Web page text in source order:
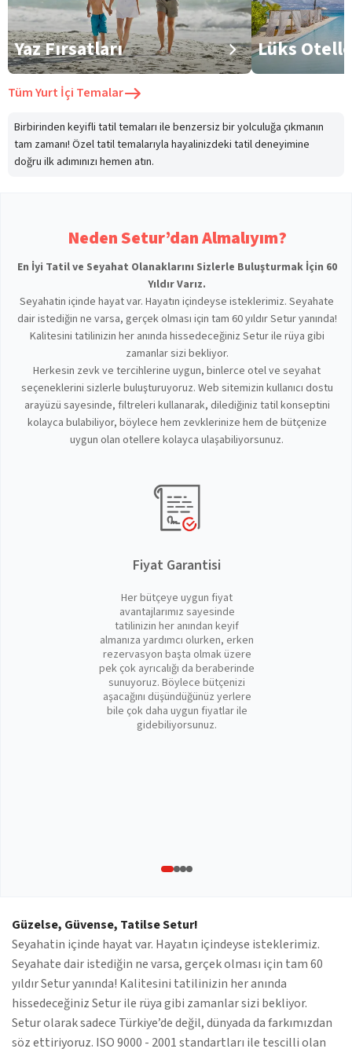
Yaz Fırsatları Lüks
TümYurt İçi Temalar
Birbirinden keyifli tatil temaları ile benzersiz bir yolculuğa çıkmanın
tam zamanı! Özel tatil temalarıyla hayalinizdeki tatil deneyimine
doğru ilk adımınızı hemen atın.
Neden Setur’dan Almalıyım?
En İyi Tatil ve Seyahat Olanaklarını Sizlerle Buluşturmak İçin 60
Yıldır Varız.
Seyahatin içinde hayat var. Hayatın içindeyse isteklerimiz. Seyahate
dair istediğin ne varsa, gerçek olması için tam 60 yıldır Setur yanında!
Kalitesini tatilinizin her anında hissedeceğiniz Setur ile rüya gibi
zamanlar sizi bekliyor.
Herkesin zevk ve tercihlerine uygun, binlerce otel ve seyahat
seçeneklerini sizlerle buluşturuyoruz. Web sitemizin kullanıcı dostu
arayüzü sayesinde, filtreleri kullanarak, dilediğiniz tatil konseptini
kolayca bulabiliyor, böylece hem zevklerinize hem de bütçenize
uygun olan otellere kolayca ulaşabiliyorsunuz.
Fiyat Garantisi
Her bütçeye uygun fiyat
avantajlarımız sayesinde
tatilinizin her anından keyif
almanıza yardımcı olurken, erken
rezervasyon başta olmak üzere
pek çok ayrıcalığı da beraberinde
sunuyoruz. Böylece bütçenizi
aşacağını düşündüğünüz yerlere
bile çok daha uygun fiyatlar ile
gidebiliyorsunuz.
Güzelse, Güvense, Tatilse Setur!
Seyahatin içinde hayat var. Hayatın içindeyse isteklerimiz.
Seyahate dair istediğin ne varsa, gerçek olması için tam 60
yıldır Setur yanında! Kalitesini tatilinizin her anında
hissedeceğiniz Setur ile rüya gibi zamanlar sizi bekliyor.
Setur olarak sadece Türkiye’de değil, dünyada da farkımızdan
söz ettiriyoruz. ISO 9000 - 2001 standartları ile tescilli olan